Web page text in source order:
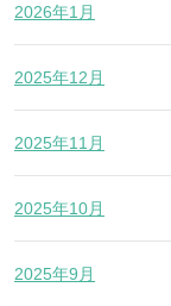
2026年1月
2025年12月
2025年11月
2025年10月
2025年9月